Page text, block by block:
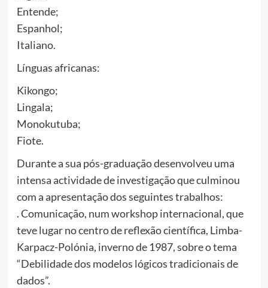
Entende;
Espanhol;
Italiano.
Línguas africanas:
Kikongo;
Lingala;
Monokutuba;
Fiote.
Durante a sua pós-graduação desenvolveu uma
intensa actividade de investigação que culminou
com a apresentação dos seguintes trabalhos:
. Comunicação, num workshop internacional, que
teve lugar no centro de reflexão científica, Limba-
Karpacz-Polónia, inverno de 1987, sobre o tema
“Debilidade dos modelos lógicos tradicionais de
dados”.